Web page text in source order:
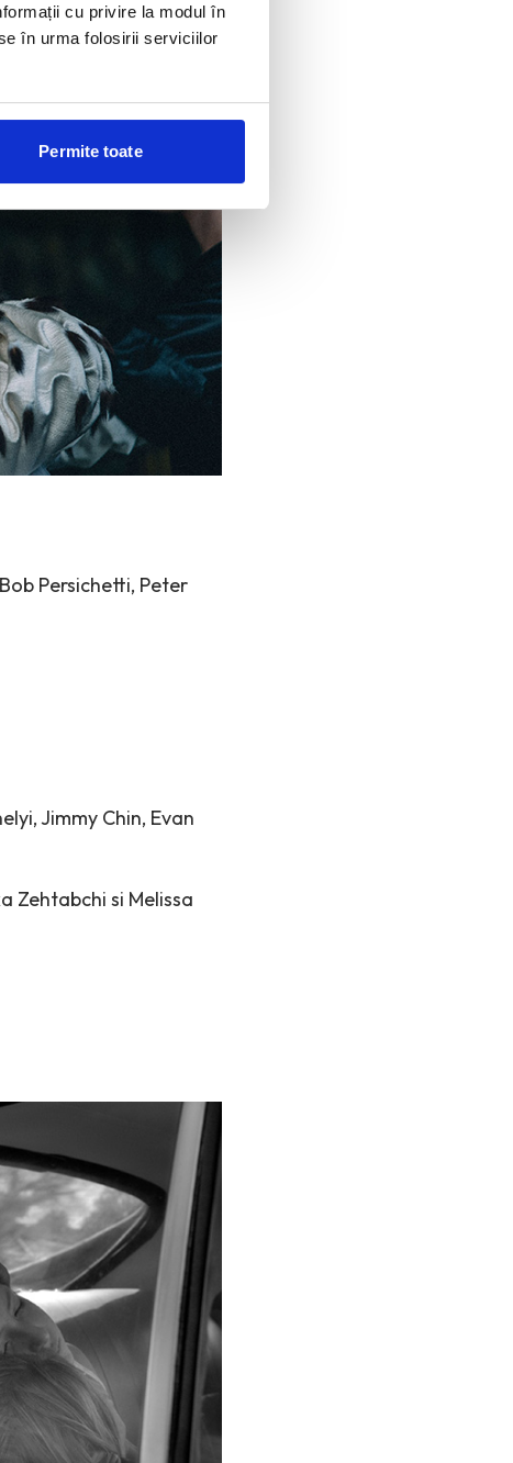
cu privire la modul în
în urma folosirii serviciilor
Permite toate
Persichetti, Peter
Jimmy Chin, Evan
Zehtabchi si Melissa